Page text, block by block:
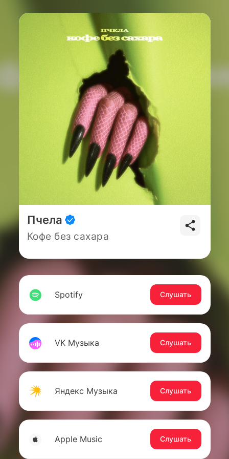
Пчела
Кофе без сахара
Spotify Слушать
VK Музыка Слушать
Яндекс Музыка Слушать
Apple Music Слушать